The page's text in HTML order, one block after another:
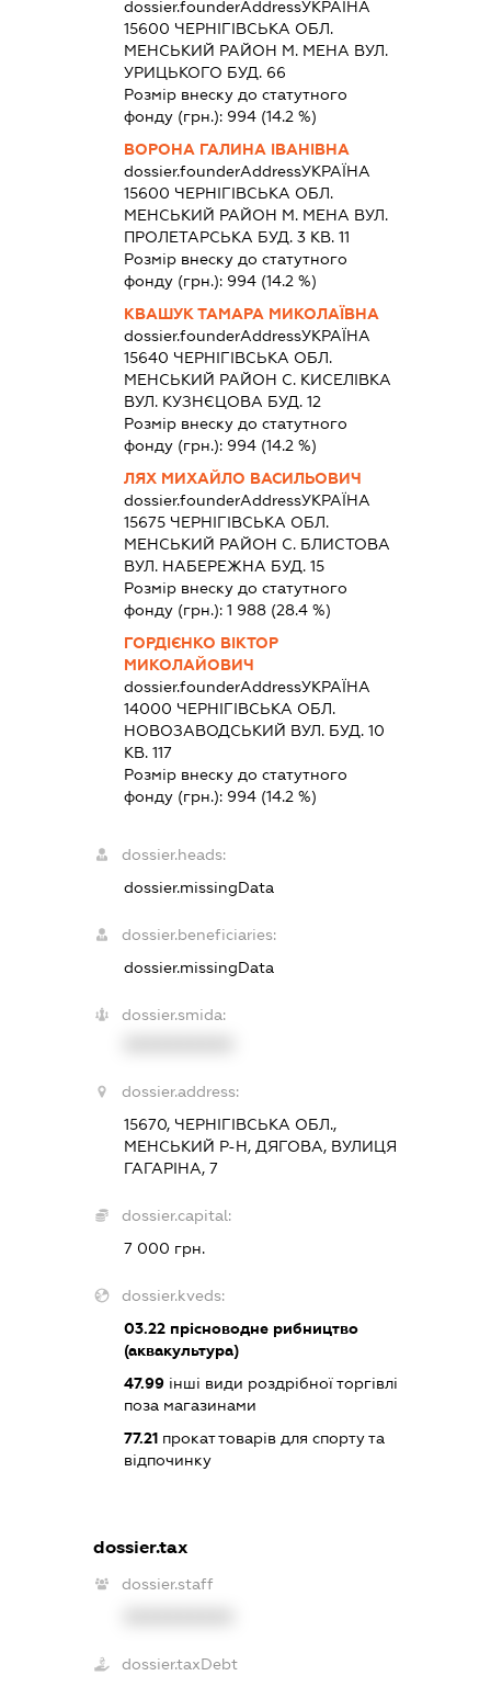
dossier.founderAddressУКРАЇНА
15600 ЧЕРНIГIВСЬКА ОБЛ.
МЕНСЬКИЙ РАЙОН М. МЕНА ВУЛ.
УРИЦЬКОГО БУД. 66
Розмір внеску до статутного
фонду (грн.): 994(14.2 %)
ВОРОНА ГАЛИНА ІВАНІВНА
dossier.founderAddressУКРАЇНА
15600 ЧЕРНIГIВСЬКА ОБЛ.
МЕНСЬКИЙ РАЙОН М. МЕНА ВУЛ.
ПРОЛЕТАРСЬКА БУД. 3 КВ. 11
Розмір внеску до статутного
фонду (грн.): 994(14.2 %)
КВАШУК ТАМАРА МИКОЛАЇВНА
dossier.founderAddressУКРАЇНА
15640 ЧЕРНIГIВСЬКА ОБЛ.
МЕНСЬКИЙ РАЙОН С. КИСЕЛІВКА
ВУЛ. КУЗНЄЦОВА БУД. 12
Розмір внеску до статутного
фонду (грн.): 994(14.2 %)
ЛЯХ МИХАЙЛО ВАСИЛЬОВИЧ
dossier.founderAddressУКРАЇНА
15675 ЧЕРНIГIВСЬКА ОБЛ.
МЕНСЬКИЙ РАЙОН С. БЛИСТОВА
ВУЛ. НАБЕРЕЖНА БУД. 15
Розмір внеску до статутного
фонду (грн.): 1 988(28.4 %)
ГОРДІЄНКО ВІКТОР
МИКОЛАЙОВИЧ
dossier.founderAddressУКРАЇНА
14000 ЧЕРНIГIВСЬКА ОБЛ.
НОВОЗАВОДСЬКИЙ ВУЛ. БУД. 10
КВ. 117
Розмір внеску до статутного
фонду (грн.): 994(14.2 %)
dossier.heads:
dossier.missingData
dossier.beneficiaries:
dossier.missingData
dossier.smida:
dossier.address:
15670, ЧЕРНІГІВСЬКА ОБЛ.,
МЕНСЬКИЙ Р-Н, ДЯГОВА, ВУЛИЦЯ
ГАГАРІНА, 7
dossier.capital:
7 000 грн.
dossier.kveds:
03.22прісноводне рибництво
(аквакультура)
47.99інші види роздрібної торгівлі
поза магазинами
77.21прокат товарів для спорту та
відпочинку
dossier.tax
dossier.staff
dossier.taxDebt